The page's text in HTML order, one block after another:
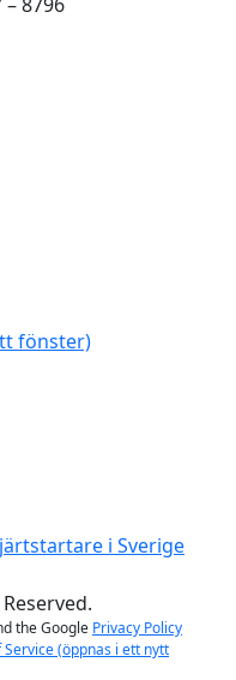
8796
fönster)
the Google Privacy Policy
Service(öppnas i ett nytt